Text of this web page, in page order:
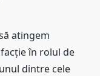
atingem
în rolul de
dintre cele